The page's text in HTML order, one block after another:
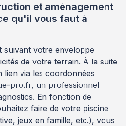
et aménagement
qu'il vous faut à
suivant votre enveloppe
de votre terrain. À la suite
lien via les coordonnées
pro.fr, un professionnel
En fonction de
faire de votre piscine
jeux en famille, etc.), vous